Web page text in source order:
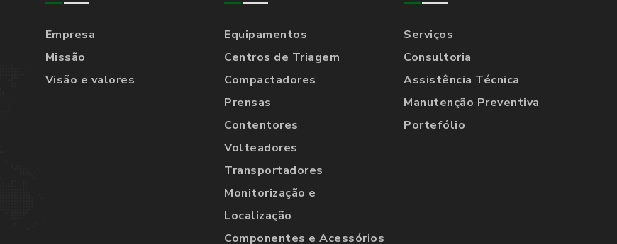
Empresa
Missão
Visão e valores
Equipamentos
Centros de Triagem
Compactadores
Prensas
Contentores
Volteadores
Transportadores
Monitorização e
Localização
Componentes e Acessórios
Serviços
Consultoria
Assistência Técnica
Manutenção Preventiva
Portefólio